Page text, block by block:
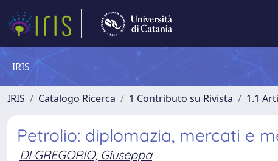
IRIS
IRIS Catalogo Ricerca 1 Contributo su Rivista 1.1
Petrolio: diplomazia, mercati e
DI GREGORIO, Giuseppa